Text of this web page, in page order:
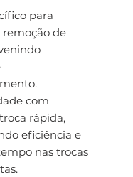
para
de
com
rápida,
eficiência e
nas trocas